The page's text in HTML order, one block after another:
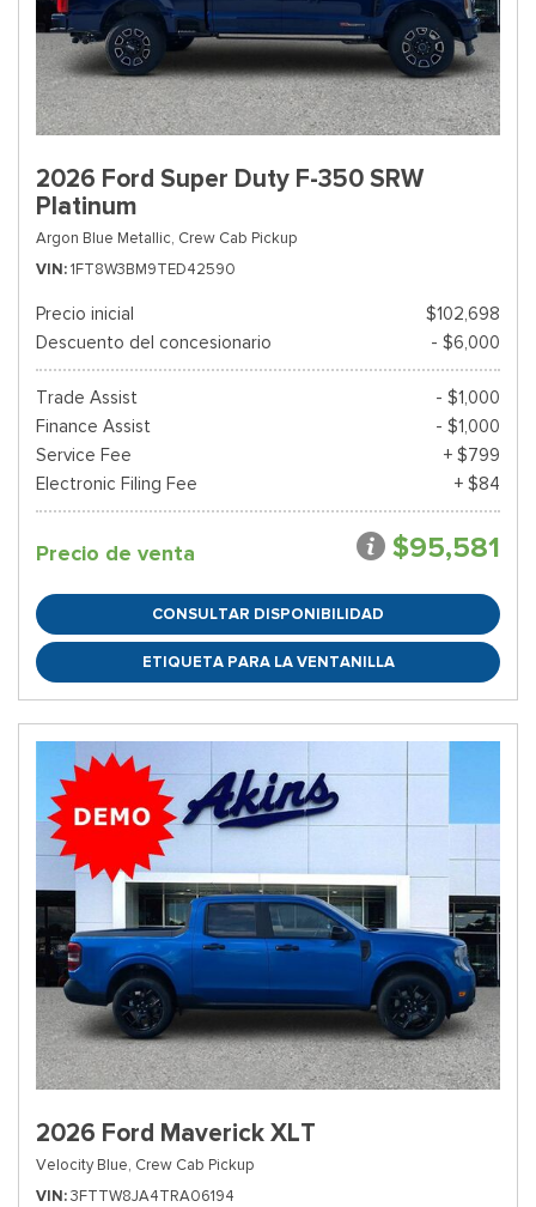
2026 Ford Super Duty F-350 SRW
Platinum
Argon Blue Metallic, Crew Cab Pickup
VIN 1FT8W3BM9TED42590
Precio inicial
$102,698
Descuento del concesionario
- $6,000
Trade Assist
- $1,000
Finance Assist
- $1,000
Service Fee
+ $799
Electronic Filing Fee
+ $84
Precio de venta $95,581
CONSULTAR DISPONIBILIDAD
ETIQUETA PARA LA VENTANILLA
2026 Ford Maverick XLT
Velocity Blue, Crew Cab Pickup
VIN 3FTTW8JA4TRA06194